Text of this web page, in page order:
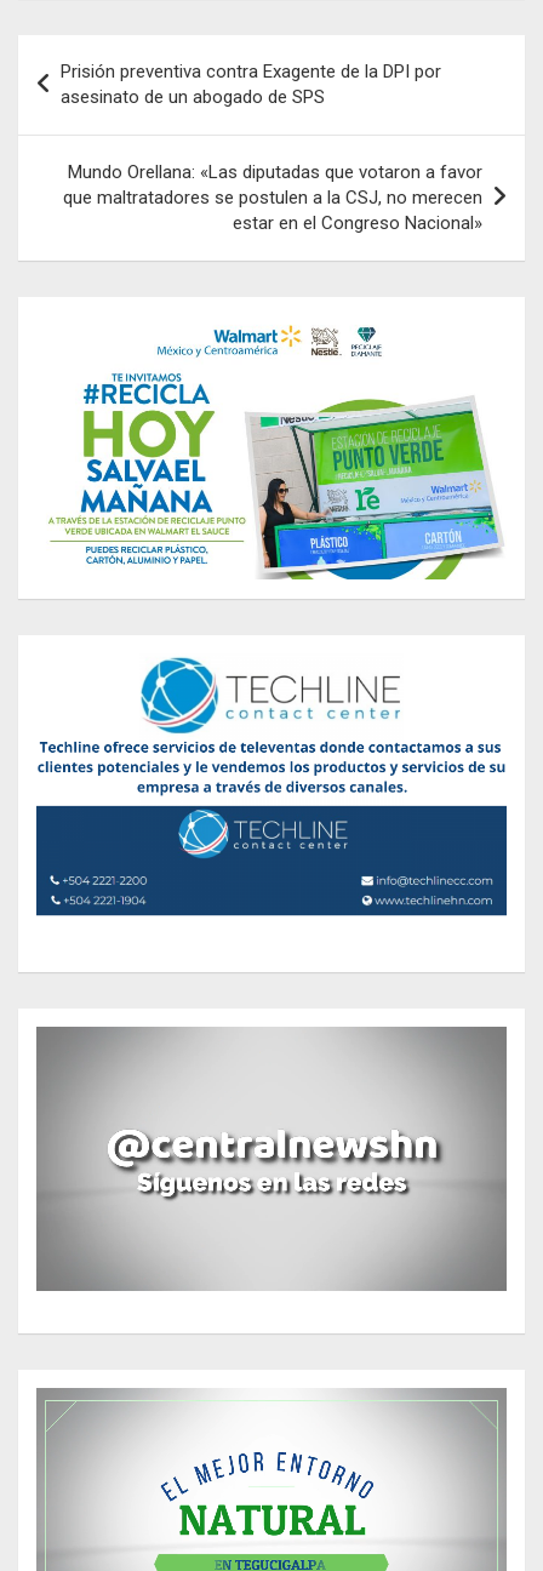
de
entradas
Prisión preventiva contra Exagente de la DPI por
asesinato de un abogado de SPS
Mundo Orellana: «Las diputadas que votaron a favor
que maltratadores se postulen a la CSJ, no merecen
estar en el Congreso Nacional»